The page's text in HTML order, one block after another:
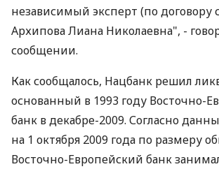
независимый эксперт (по договору
Архипова Лиана Николаевна", -
сообщении.
Как сообщалось, Нацбанк решил
основанный в 1993 году Восточно-
банк в декабре-2009. Согласно
на 1 октября 2009 года по размеру
Восточно-Европейский банк